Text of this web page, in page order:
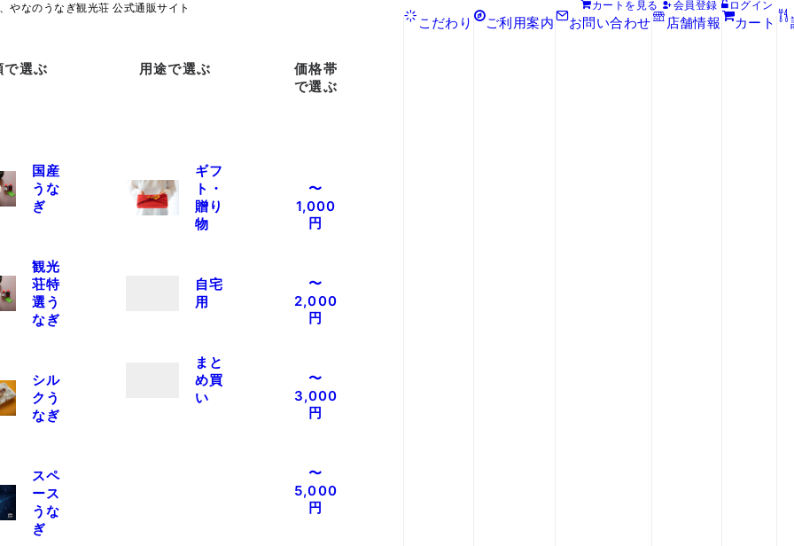
で選ぶ
国産
うな
ぎ
観光
荘特
選う
なぎ
シル
クう
なぎ
スペ
ース
うな
ぎ
用途で選ぶ
ギフ
ト・
贈り
物
自宅
用
まと
め買
い
価格帯
で選ぶ
〜
1,000
円
〜
2,000
円
〜
3,000
円
〜
5,000
円
こだわり ご利用案内 お問い合わせ 店舗情報 カート
カート を見る 会員登録 ログイン